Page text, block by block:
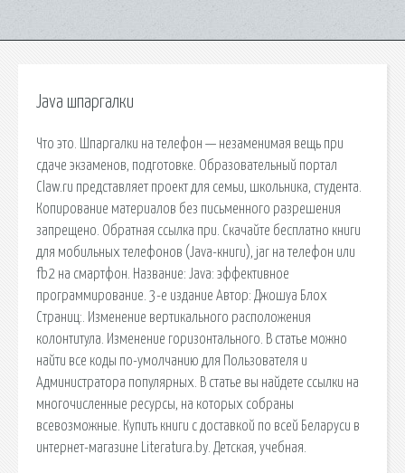
Java шпаргалки
Что это. Шпаргалки на телефон — незаменимая вещь при
сдаче экзаменов, подготовке. Образовательный портал
Claw.ru представляет проект для семьи, школьника, студента.
Копирование материалов без письменного разрешения
запрещено. Обратная ссылка при. Cкачайте бесплатно книги
для мобильных телефонов (Java-книги), jar на телефон или
fb2 на смартфон. Название: Java: эффективное
программирование. 3-е издание Автор: Джошуа Блох
Страниц:. Изменение вертикального расположения
колонтитула. Изменение горизонтального. В статье можно
найти все коды по-умолчанию для Пользователя и
Администратора популярных. В статье вы найдете ссылки на
многочисленные ресурсы, на которых собраны
всевозможные. Купить книги с доставкой по всей Беларуси в
интернет-магазине Literatura.by. Детская, учебная.